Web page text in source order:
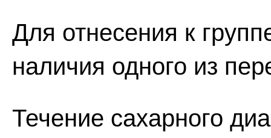
Для отнесения к
наличия одного из
Течение сахарного